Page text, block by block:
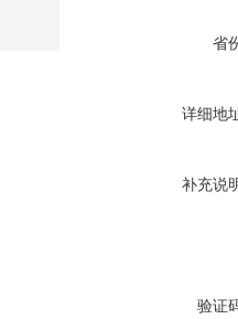
省
详细地
补充说
验证